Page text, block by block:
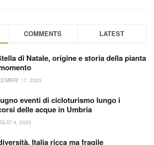
COMMENTS LATEST
di Natale, origine e storia della pianta
17, 2025
eventi di cicloturismo lungo i
delle acque in Umbria
4, 2023
Italia ricca ma fragile